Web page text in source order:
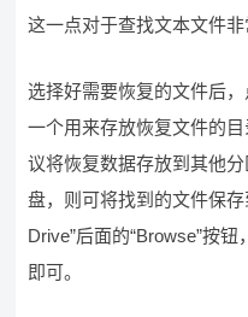
这一点对于查找文本文件非
选择好需要恢复的文件后
一个用来存放恢复文件的
议将恢复数据存放到其他
盘，则可将找到的文件保
Drive”后面的“Browse”按
即可。